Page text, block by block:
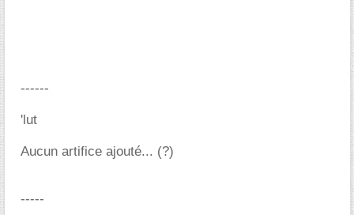
------
'lut
Aucun artifice ajouté... (?)
-----